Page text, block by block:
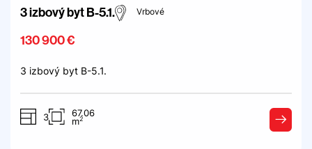
3 izbový byt B-5.1. Vrbové
130 900 €
3 izbový byt B-5.1.
3
67.06
m2